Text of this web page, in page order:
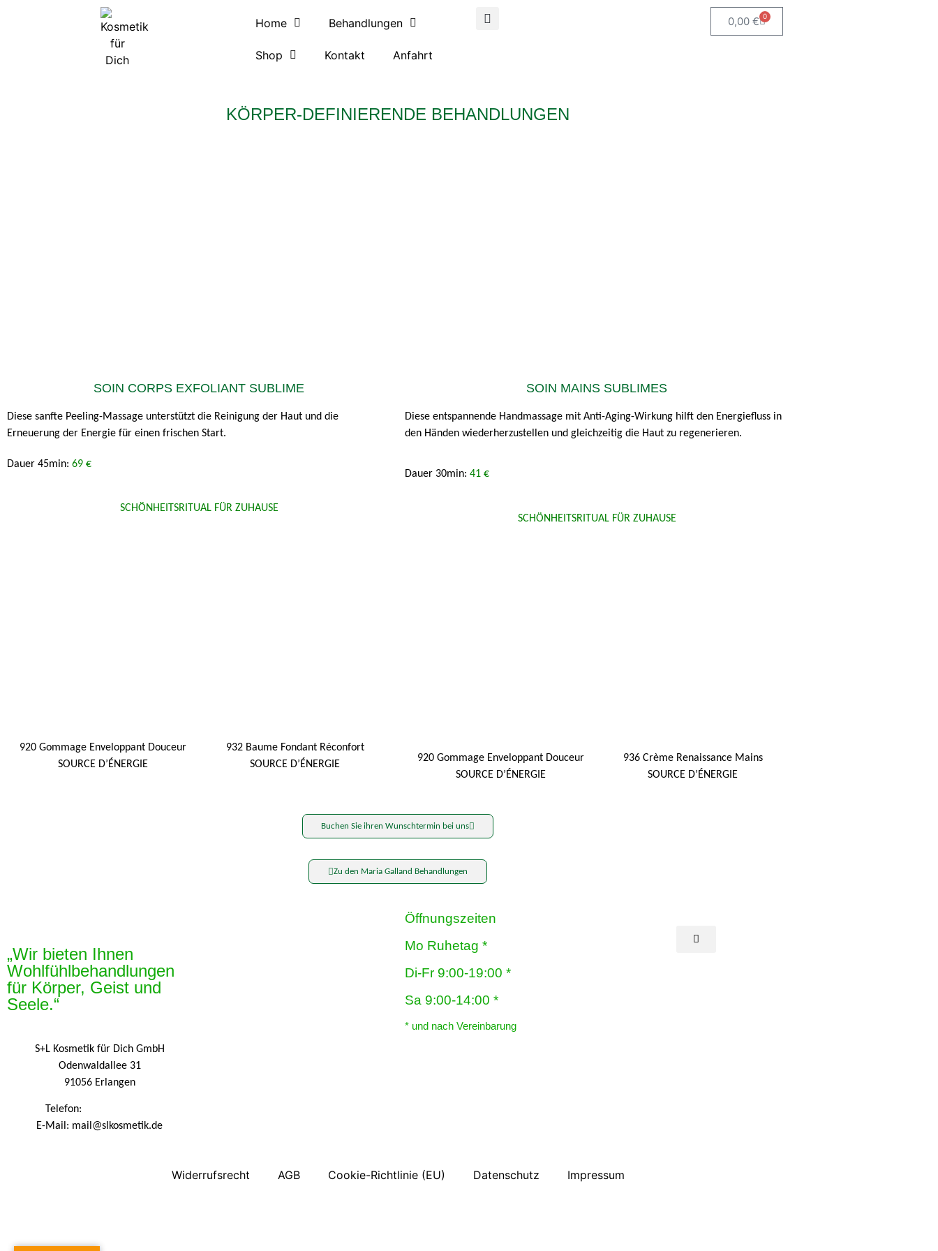
Home Behandlungen
Shop Kontakt Anfahrt
0,00 € 0
KÖRPER-DEFINIERENDE BEHANDLUNGEN
SOIN CORPS EXFOLIANT SUBLIME
Diese sanfte Peeling-Massage unterstützt die Reinigung der Haut und die
Erneuerung der Energie für einen frischen Start.
Dauer 45min: 69 €
SCHÖNHEITSRITUAL FÜR ZUHAUSE
920 Gommage Enveloppant Douceur
SOURCE D’ÉNERGIE
932 Baume Fondant Réconfort
SOURCE D’ÉNERGIE
SOIN MAINS SUBLIMES
Diese entspannende Handmassage mit Anti-Aging-Wirkung hilft den Energiefluss in
den Händen wiederherzustellen und gleichzeitig die Haut zu regenerieren.
Dauer 30min: 41 €
SCHÖNHEITSRITUAL FÜR ZUHAUSE
920 Gommage Enveloppant Douceur
SOURCE D’ÉNERGIE
936 Crème Renaissance Mains
SOURCE D’ÉNERGIE
Buchen Sie ihren Wunschtermin bei uns
Zu den Maria Galland Behandlungen
„Wir bieten Ihnen
Wohlfühlbehandlungen
für Körper, Geist und
Seele.“
S+L Kosmetik für Dich GmbH
Odenwaldallee 31
91056 Erlangen
Telefon:
E-Mail: mail@slkosmetik.de
Öffnungszeiten
Mo Ruhetag *
Di-Fr 9:00-19:00 *
Sa 9:00-14:00 *
* und nach Vereinbarung
Widerrufsrecht AGB Cookie-Richtlinie (EU) Datenschutz Impressum